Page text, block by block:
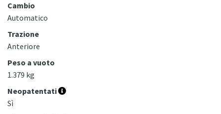
Cambio
Automatico
Trazione
Anteriore
Peso a vuoto
1.379 kg
Neopatentati
Sì